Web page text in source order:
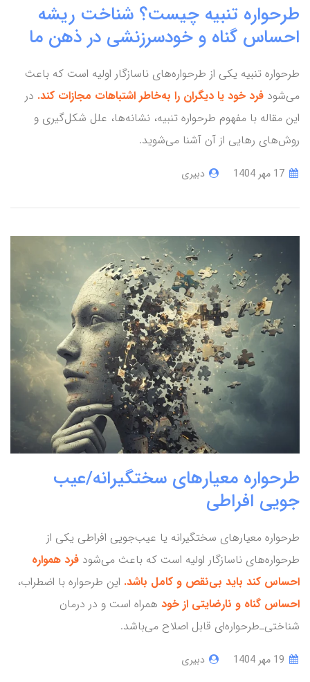
طرحواره تنبیه چیست؟ شناخت ریشه
احساس گناه و خودسرزنشی در ذهن ما
طرحواره تنبیه یکی از طرحواره‌های ناسازگار اولیه است که باعث
می‌شود فرد خود یا دیگران را به‌خاطر اشتباهات مجازات کند. در
این مقاله با مفهوم طرحواره تنبیه، نشانه‌ها، علل شکل‌گیری و
روش‌های رهایی از آن آشنا می‌شوید.
دبیری
طرحواره معیارهای سختگیرانه/عیب
جویی افراطی
طرحواره معیارهای سختگیرانه یا عیب‌جویی افراطی یکی از
طرحواره‌های ناسازگار اولیه است که باعث می‌شود فرد همواره
احساس کند باید بی‌نقص و کامل باشد. این طرحواره با اضطراب،
احساس گناه و نارضایتی از خود همراه است و در درمان
شناختی‌ـ‌طرحواره‌ای قابل اصلاح می‌باشد.
دبیری